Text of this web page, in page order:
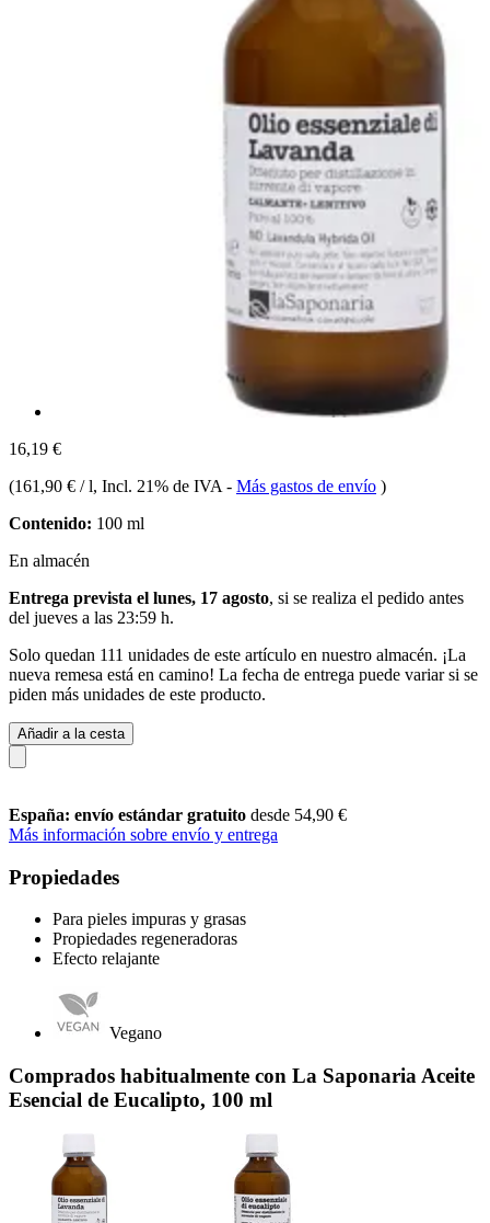
16,19 €
(161,90 € / l, Incl. 21% de IVA - Más gastos de envío )
Contenido: 100 ml
En almacén
Entrega prevista el lunes, 17 agosto, si se realiza el pedido antes
del jueves a las 23:59 h.
Solo quedan 111 unidades de este artículo en nuestro almacén. ¡La
nueva remesa está en camino! La fecha de entrega puede variar si se
piden más unidades de este producto.
Añadir a la cesta
España: envío estándar gratuito desde 54,90 €
Más información sobre envío y entrega
Propiedades
Para pieles impuras y grasas
Propiedades regeneradoras
Efecto relajante
Vegano
Comprados habitualmente con La Saponaria Aceite
Esencial de Eucalipto, 100 ml